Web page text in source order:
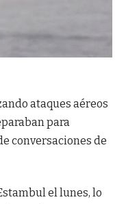
ataques aéreos
para
conversaciones de
el lunes, lo